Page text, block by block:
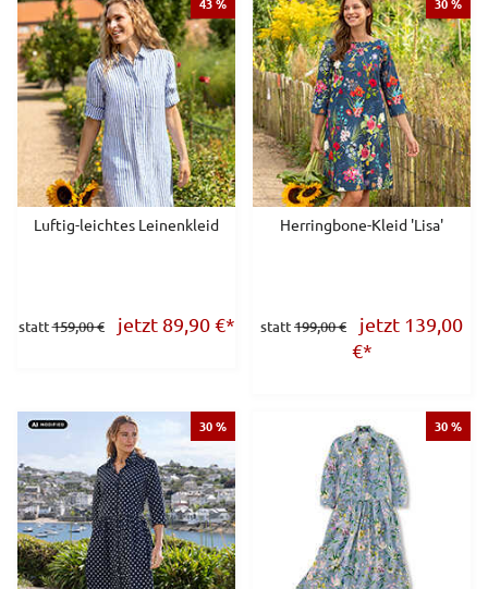
Luftig-leichtes Leinenkleid
statt159,00 € jetzt 89,90€*
Herringbone-Kleid 'Lisa'
statt199,00 €
jetzt 139,00
€*
30 % 30 %